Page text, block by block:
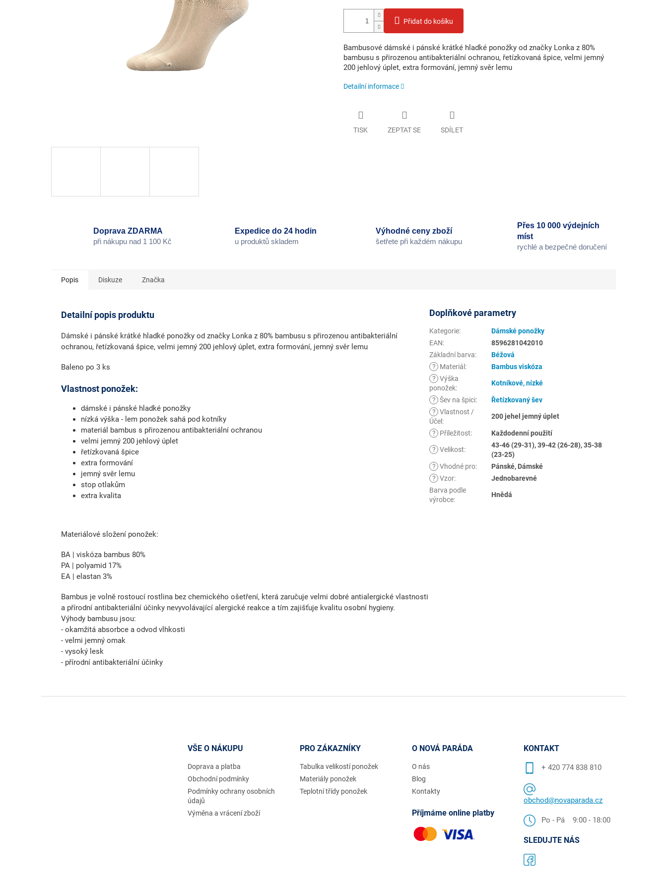
Přidat do košíku
Bambusové dámské i pánské krátké hladké ponožky od značky Lonka z 80%
bambusu s přirozenou antibakteriální ochranou, řetízkovaná špice, velmi jemný
200 jehlový úplet, extra formování, jemný svěr lemu
Detailní informace
TISK ZEPTAT SE SDÍLET
Doprava ZDARMA
při nákupu nad 1 100 Kč
Expedice do 24 hodin
u produktů skladem
Výhodné ceny zboží
šetřete při každém nákupu
Přes 10 000 výdejních
míst
rychlé a bezpečné doručení
Popis Diskuze Značka
Detailní popis produktu
Dámské i pánské krátké hladké ponožky od značky Lonka z 80% bambusu s přirozenou antibakteriální
ochranou, řetízkovaná špice, velmi jemný 200 jehlový úplet, extra formování, jemný svěr lemu
Baleno po 3 ks
Vlastnost ponožek:
dámské i pánské hladké ponožky
nízká výška - lem ponožek sahá pod kotníky
materiál bambus s přirozenou antibakteriální ochranou
velmi jemný 200 jehlový úplet
řetízkovaná špice
extra formování
jemný svěr lemu
stop otlakům
extra kvalita
Materiálové složení ponožek:
BA | viskóza bambus 80%
PA | polyamid 17%
EA | elastan 3%
Bambus je volně rostoucí rostlina bez chemického ošetření, která zaručuje velmi dobré antialergické vlastnosti
a přírodní antibakteriální účinky nevyvolávající alergické reakce a tím zajišťuje kvalitu osobní hygieny.
Výhody bambusu jsou:
- okamžitá absorbce a odvod vlhkosti
- velmi jemný omak
- vysoký lesk
- přírodní antibakteriální účinky
Doplňkové parametry
Kategorie:
Dámské ponožky
EAN:
8596281042010
Základní barva:
Béžová
?
Materiál :
Bambus viskóza
? Výška
ponožek:
Kotníkové, nízké
? Šev na špici:
Řetízkovaný šev
? Vlastnost /
Účel :
200 jehel jemný úplet
? Příležitost: Každodenní použití
? Velikost:
43-46 (29-31), 39-42 (26-28), 35-38
(23-25)
? Vhodné pro:
Pánské, Dámské
? Vzor:
Jednobarevné
Barva podle
výrobce:
Hnědá
VŠE O NÁKUPU
Doprava a platba
Obchodní podmínky
Podmínky ochrany osobních
údajů
Výměna a vrácení zboží
PRO ZÁKAZNÍKY
Tabulka velikostí ponožek
Materiály ponožek
Teplotní třídy ponožek
O NOVÁ PARÁDA
O nás
Blog
Kontakty
Příjmáme online platby
KONTAKT
+ 420 774 838 810
obchod@novaparada.cz
Po - Pá 9:00 - 18:00
SLEDUJTE NÁS